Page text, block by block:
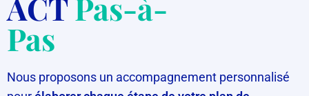
Pas
Nous proposons un accompagnement personnalisé